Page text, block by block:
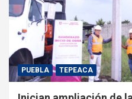
PUEBLA TEPEACA